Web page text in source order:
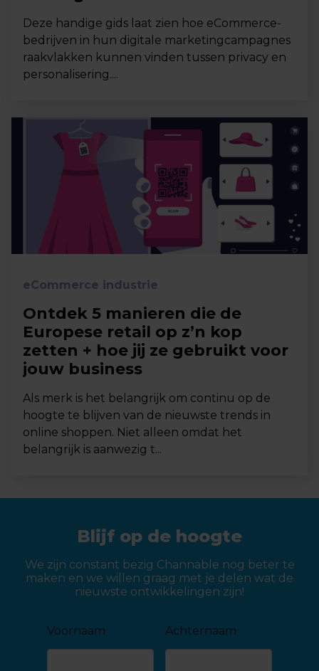
Deze handige gids laat zien hoe eCommerce-
bedrijven in hun digitale marketingcampagnes
raakvlakken kunnen vinden tussen privacy en
personalisering....
eCommerce industrie
Ontdek 5 manieren die de
Europese retail op z’n kop
zetten + hoe jij ze gebruikt voor
jouw business
Als merk is het belangrijk om continu op de
hoogte te blijven van de nieuwste trends in
online shoppen. Niet alleen omdat het
belangrijk is aanwezig t...
Blijf op de hoogte
We zijn constant bezig Channable nog beter te
maken en we willen graag met je delen wat de
nieuwste ontwikkelingen zijn!
Voornaam Achternaam